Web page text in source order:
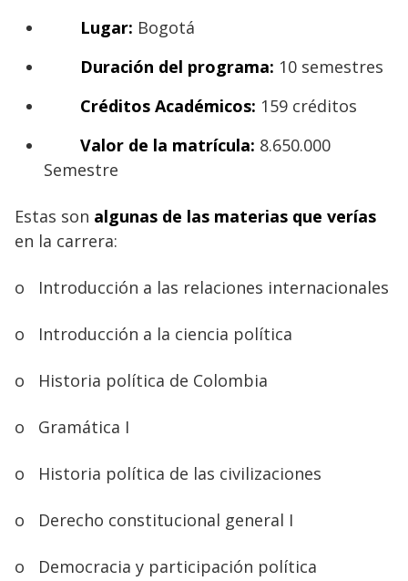
Lugar: Bogotá
Duración del programa: 10 semestres
Créditos Académicos: 159 créditos
Valor de la matrícula: 8.650.000
Semestre
Estas son algunas de las materias que verías
en la carrera:
o Introducción a las relaciones internacionales
o Introducción a la ciencia política
o Historia política de Colombia
o Gramática I
o Historia política de las civilizaciones
o Derecho constitucional general I
o Democracia y participación política